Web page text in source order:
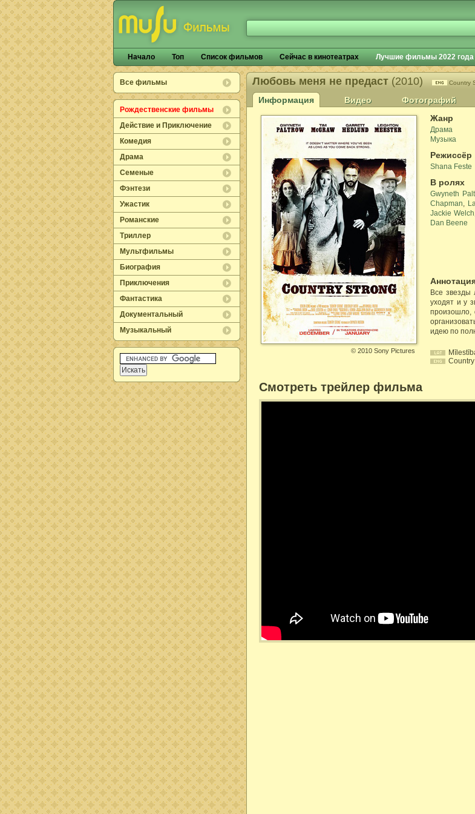
Начало Топ Список фильмов Сейчас в кинотеатрах Лучшие фильмы 2022 года
Все фильмы
Рождественские фильмы
Действие и Приключение
Комедия
Драма
Семеные
Фэнтези
Ужастик
Романские
Триллер
Мультфильмы
Биография
Приключения
Фантастика
Документальный
Музыкальный
Любовь меня не предаст (2010) Country
Информация Видео Фотографий
Жанр
Драма
Музыка
Режиссёр
Shana Feste
В ролях
Gwyneth
Chapman,
Jackie Welch
Dan Beene
Все звезды
уходят и у
произошло,
идею по
© 2010 Sony Pictures
Смотреть трейлер фильма